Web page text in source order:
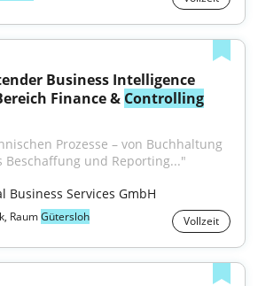
Business Intelligence
Finance & Controlling
Prozesse – von Buchhaltung
Beschaffung und Reporting..."
Business Services GmbH
RaumGütersloh Vollzeit